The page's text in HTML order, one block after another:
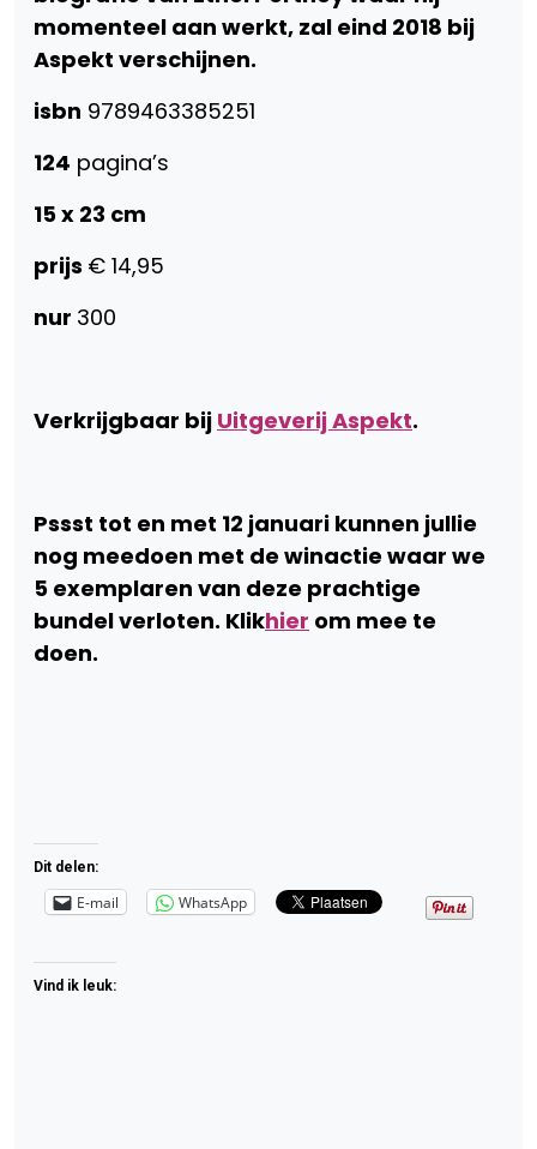
momenteel aan werkt, zal eind 2018 bij
Aspekt verschijnen.
isbn 9789463385251
124 pagina’s
15 x 23 cm
prijs € 14,95
nur 300
Verkrijgbaar bij Uitgeverij Aspekt.
Pssst tot en met 12 januari kunnen jullie
nog meedoen met de winactie waar we
5 exemplaren van deze prachtige
bundel verloten. Klikhier om mee te
doen.
Dit delen:
E-mail WhatsApp
Vind ik leuk: